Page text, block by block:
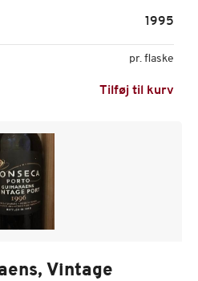
1995
pr. flaske
Tilføj til kurv
Vintage